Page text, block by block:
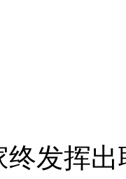
终发挥